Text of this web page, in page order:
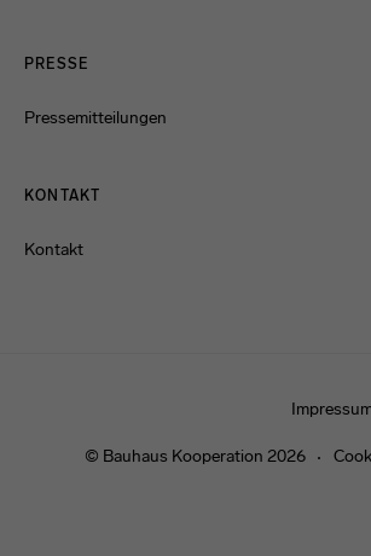
PRESSE
Pressemitteilungen
KONTAKT
Kontakt
© Bauhaus Kooperation 2026